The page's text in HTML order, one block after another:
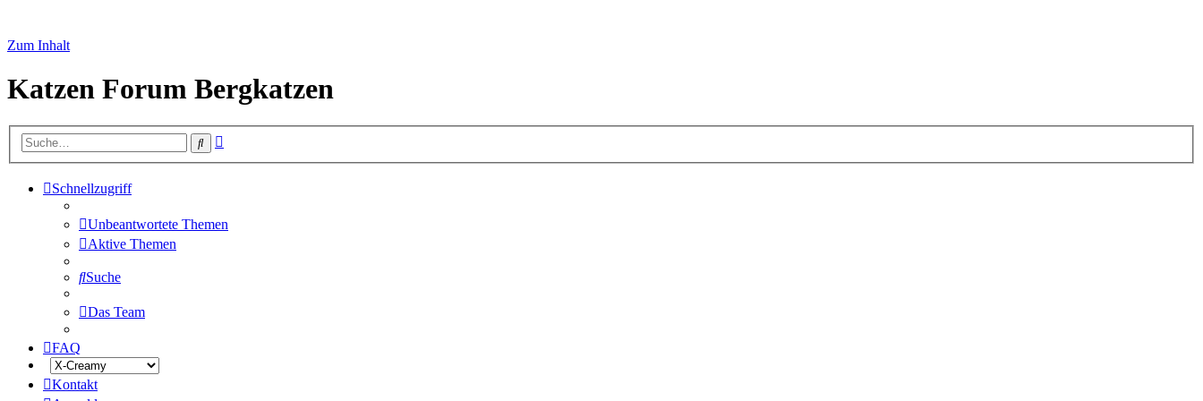
Zum Inhalt
Katzen Forum Bergkatzen
Suche
Schnellzugriff
Unbeantwortete Themen
Aktive Themen
Suche
Das Team
FAQ
Kontakt